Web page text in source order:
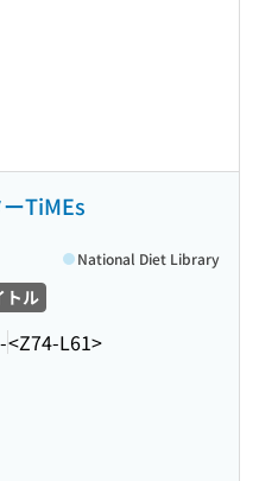
TiMEs
トル
<Z74-L61>
National Diet Library